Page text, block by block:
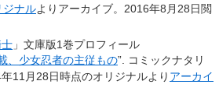
ジナルよりアーカイブ。2016年8月28日閲
」文庫版1巻プロフィール
、少女忍者の主従もの”. コミックナタリ
11月28日時点のオリジナルより アーカイ